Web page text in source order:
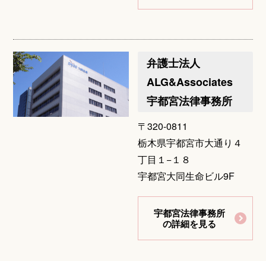
弁護士法人
ALG&Associates
宇都宮法律事務所
〒320-0811
栃木県宇都宮市大通り４
丁目１−１８
宇都宮大同生命ビル9F
宇都宮法律事務所
の詳細を見る